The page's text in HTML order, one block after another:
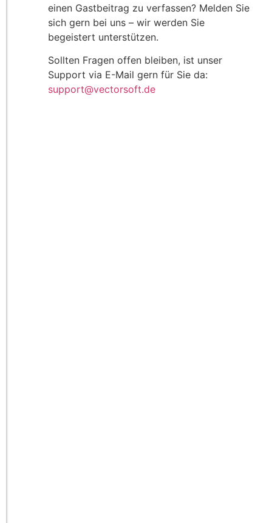
einen Gastbeitrag zu verfassen? Melden Sie
sich gern bei uns – wir werden Sie
begeistert unterstützen.
Sollten Fragen offen bleiben, ist unser
Support via E-Mail gern für Sie da:
support@vectorsoft.de